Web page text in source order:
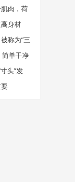
肉，荷
身材
称为“三
单干净
头”发